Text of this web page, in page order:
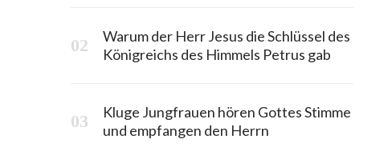
Warum der Herr Jesus die Schlüssel des
Königreichs des Himmels Petrus gab
Kluge Jungfrauen hören Gottes Stimme
und empfangen den Herrn